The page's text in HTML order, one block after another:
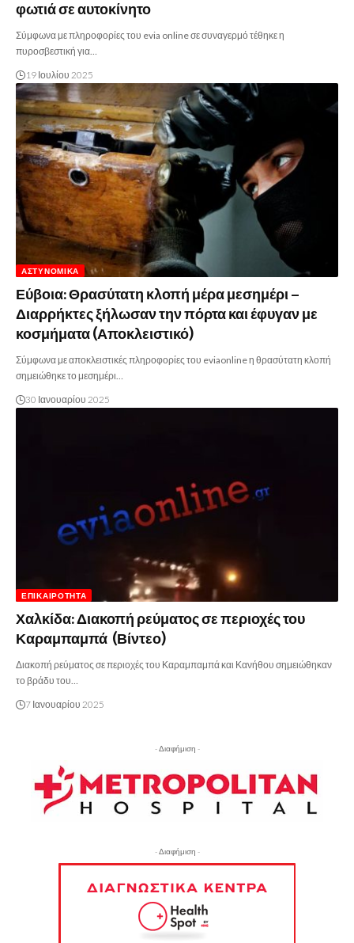
φωτιά σε αυτοκίνητο
Σύμφωνα με πληροφορίες του evia online σε συναγερμό τέθηκε η
πυροσβεστική για…
19 Ιουλίου 2025
ΑΣΤΥΝΟΜΙΚΆ
Εύβοια: Θρασύτατη κλοπή μέρα μεσημέρι –
Διαρρήκτες ξήλωσαν την πόρτα και έφυγαν με
κοσμήματα (Αποκλειστικό)
Σύμφωνα με αποκλειστικές πληροφορίες του eviaonline η θρασύτατη κλοπή
σημειώθηκε το μεσημέρι…
30 Ιανουαρίου 2025
ΕΠΙΚΑΙΡΌΤΗΤΑ
Χαλκίδα: Διακοπή ρεύματος σε περιοχές του
Καραμπαμπά (Βίντεο)
Διακοπή ρεύματος σε περιοχές του Καραμπαμπά και Κανήθου σημειώθηκαν
το βράδυ του…
7 Ιανουαρίου 2025
- Διαφήμιση -
- Διαφήμιση -